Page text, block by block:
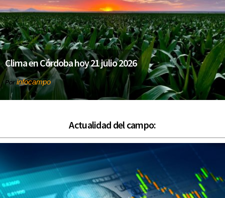
Clima en Córdoba hoy 21 julio 2026
Porinfocampo
Actualidad del campo: